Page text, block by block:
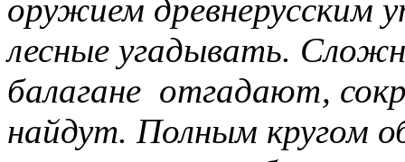
оружием древнерусским
лесные угадывать.
балагане отгадают,
найдут. Полным кругом